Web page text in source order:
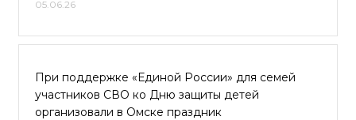
05.06.26
При поддержке «Единой России» для семей
участников СВО ко Дню защиты детей
организовали в Омске праздник